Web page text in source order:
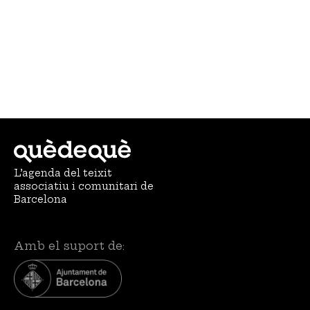
L’agenda del teixit
associatiu i comunitari de
Barcelona
Amb el suport de: